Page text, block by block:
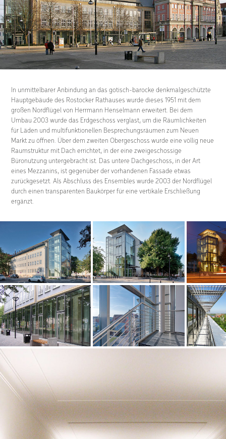
In unmittelbarer Anbindung an das gotisch-barocke denkmalgeschützte
Hauptgebäude des Rostocker Rathauses wurde dieses 1951 mit dem
großen Nordflügel von Herrmann Henselmann erweitert. Bei dem
Umbau 2003 wurde das Erdgeschoss verglast, um die Räumlichkeiten
für Läden und multifunktionellen Besprechungsräumen zum Neuen
Markt zu öffnen. Über dem zweiten Obergeschoss wurde eine völlig neue
Raumstruktur mit Dach errichtet, in der eine zweigeschossige
Büronutzung untergebracht ist. Das untere Dachgeschoss, in der Art
eines Mezzanins, ist gegenüber der vorhandenen Fassade etwas
zurückgesetzt. Als Abschluss des Ensembles wurde 2003 der Nordflügel
durch einen transparenten Baukörper für eine vertikale Erschließung
ergänzt.